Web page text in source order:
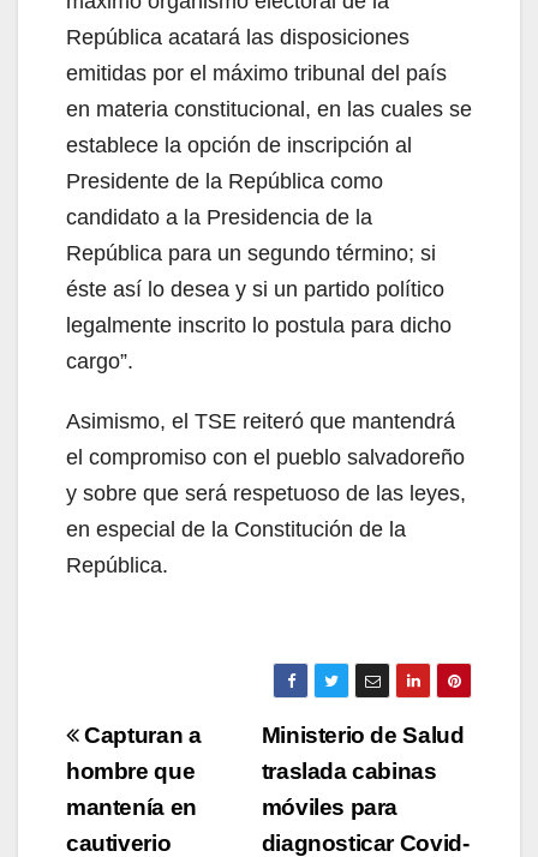
República acatará las disposiciones
emitidas por el máximo tribunal del país
en materia constitucional, en las cuales se
establece la opción de inscripción al
Presidente de la República como
candidato a la Presidencia de la
República para un segundo término; si
éste así lo desea y si un partido político
legalmente inscrito lo postula para dicho
cargo”.
Asimismo, el TSE reiteró que mantendrá
el compromiso con el pueblo salvadoreño
y sobre que será respetuoso de las leyes,
en especial de la Constitución de la
República.
Navegación
de
entradas
Ministerio de Salud
traslada cabinas
móviles para
diagnosticar Covid-
Capturan a
hombre que
mantenía en
cautiverio